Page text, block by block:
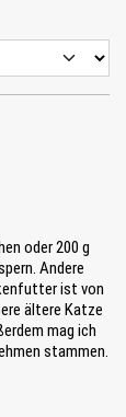
oder 200 g
Andere
ist von
ältere Katze
mag ich
stammen.